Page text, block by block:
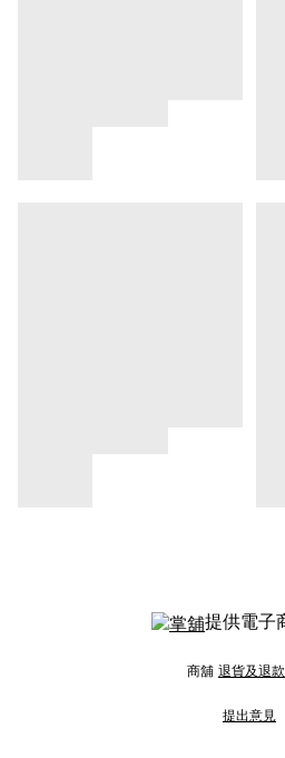
提供電子
商舖 退貨及退
提出意見